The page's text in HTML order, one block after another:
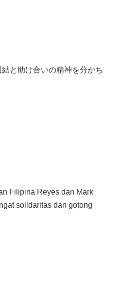
と助け合いの精神を分かち
Filipina Reyes dan Mark
solidaritas dan gotong